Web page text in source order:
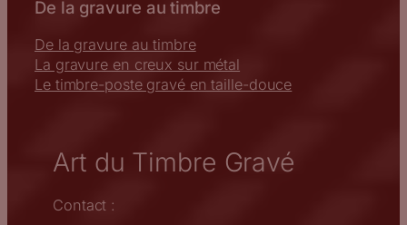
De la gravure au timbre
De la gravure au timbre
La gravure en creux sur métal
Le timbre-poste gravé en taille-douce
Art du Timbre Gravé
Contact :